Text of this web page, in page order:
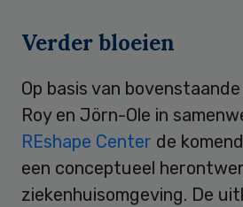
Verder bloeien
Op basis van
Roy en Jörn-Ole in
REshape Center de
een conceptueel
ziekenhuisomgeving. De